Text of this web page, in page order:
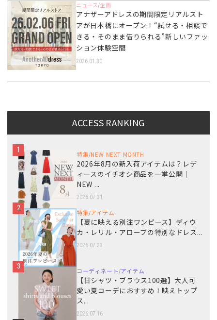
ニュース /企画
アナザーアドレスの期間限定リアルスト
アが日本橋にオープン！“試せる・相談で
きる・そのまま借りられる”新しいファッ
ション体験空間
2026.01.30
ACCESS RANKING
1
特集/NEW NEXT MONTH
2026年8月の新入荷アイテムは？レデ
ィースのイチオシ商品を一挙公開｜
NEW ...
2026.07.31
2
特集/アイテム
【夏に映える別注ワンピース】ディウ
カ・レリル・アローブの特別なドレス...
2026.07.23
3
コーディネート /アイテム
【甘シャツ・ブラウス100選】大人可
愛い夏コーデにおすすめ！映えトップ
ス...
2026.07.16